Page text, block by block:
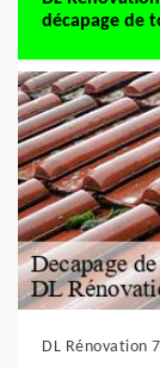
décapage de
DL Rénovation